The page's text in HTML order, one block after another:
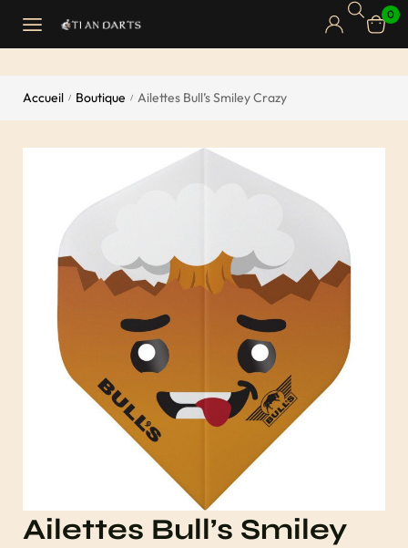
0
Accueil / Boutique / Ailettes Bull’s Smiley Crazy
Ailettes Bull’s Smiley